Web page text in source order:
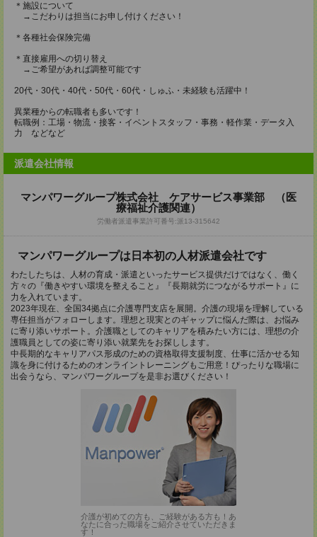
＊施設について
→こだわりは担当にお申し付けください！
＊各種社会保険完備
＊直接雇用への切り替え
→ご希望があれば調整可能です
20代・30代・40代・50代・60代・しゅふ・未経験も活躍中！
異業種からの転職者も多いです！
転職例：工場・物流・接客・イベントスタッフ・事務・軽作業・データ入
力 などなど
派遣会社情報
マンパワーグループ株式会社 ケアサービス事業部 （医
療福祉介護関連）
労働者派遣事業許可番号:派13-315642
マンパワーグループは日本初の人材派遣会社です
わたしたちは、人材の育成・派遣といったサービス提供だけではなく、働く
方々の『働きやすい環境を整えること』『長期就労につながるサポート』に
力を入れています。
2023年現在、全国34拠点に介護専門支店を展開。介護の現場を理解している
専任担当がフォローします。理想と現実とのギャップに悩んだ際は、お悩み
に寄り添いサポート。介護職としてのキャリアを積みたい方には、理想の介
護職員としての姿に寄り添い就業先をお探しします。
中長期的なキャリアパス形成のための資格取得支援制度、仕事に活かせる知
識を身に付けるためのオンライントレーニングもご用意！ぴったりな職場に
出会うなら、マンパワーグループを是非お選びください！
介護が初めての方も、ご経験がある方も！あ
なたに合った職場をご紹介させていただきま
す！